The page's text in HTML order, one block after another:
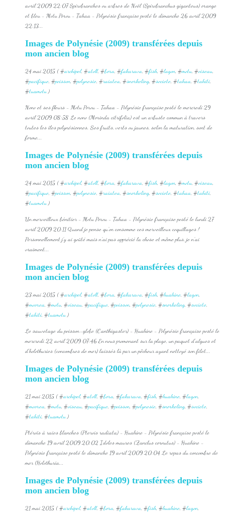
avril 2009 22:07 Spirobranches ou arbres de Noël (Spirobranchus giganteus) orange
et bleu - Motu Porou - Tahaa - Polynésie française posté le dimanche 26 avril 2009
22:13...
Images de Polynésie (2009) transférées depuis
mon ancien blog
24 mai 2015 ( #archipel, #atoll, #bora, #fakarava, #fish, #lagon, #motu, #oiseau,
#pacifique, #poisson, #polynesie, #raiatea, #snorkeling, #societe, #tahaa, #tahiti,
#tuamotu)
Nono et ses fleurs - Motu Porou - Tahaa - Polynésie française posté le mercredi 29
avril 2009 08:58 Le nono (Morinda citrifolia) est un arbuste commun à travers
toutes les îles polynésiennes. Ses fruits, verts ou jaunes, selon la maturation, sont de
forme...
Images de Polynésie (2009) transférées depuis
mon ancien blog
24 mai 2015 ( #archipel, #atoll, #bora, #fakarava, #fish, #lagon, #motu, #oiseau,
#pacifique, #poisson, #polynesie, #raiatea, #snorkeling, #societe, #tahaa, #tahiti,
#tuamotu)
Un merveilleux bénitier - Motu Porou - Tahaa - Polynésie française posté le lundi 27
avril 2009 20:11 Quand je pense qu'on consomme ces merveilleux coquillages !
Personnellement j'y ai goûté mais n'ai pas apprécié la chose et même plus, je n'ai
vraiment...
Images de Polynésie (2009) transférées depuis
mon ancien blog
23 mai 2015 ( #archipel, #atoll, #bora, #fakarava, #fish, #huahine, #lagon,
#moorea, #motu, #oiseau, #pacifique, #poisson, #polynesie, #snorkeling, #societe,
#tahiti, #tuamotu)
Le sauvetage du poisson-globe (Canthigaster) - Huahine - Polynésie française posté le
mercredi 22 avril 2009 07:46 En nous promenant sur la plage, un paquet d'algues et
d'holothuries (concombres de mer) laissés là par un pêcheur ayant nettoyé son filet...
Images de Polynésie (2009) transférées depuis
mon ancien blog
21 mai 2015 ( #archipel, #atoll, #bora, #fakarava, #fish, #huahine, #lagon,
#moorea, #motu, #oiseau, #pacifique, #poisson, #polynesie, #snorkeling, #societe,
#tahiti, #tuamotu)
Ptéroïs à raies blanches (Pterois radiata) - Huahine - Polynésie française posté le
dimanche 19 avril 2009 20:02 Idoles maures (Zanclus cornutus) - Huahine -
Polynésie française posté le dimanche 19 avril 2009 20:04 Le repas du concombre de
mer (Holothuria...
Images de Polynésie (2009) transférées depuis
mon ancien blog
21 mai 2015 ( #archipel, #atoll, #bora , #fakarava , #fish, #huahine , #lagon,